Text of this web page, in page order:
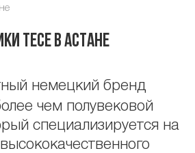
Tece в Астане
немецкий бренд
чем полувековой
специализируется на